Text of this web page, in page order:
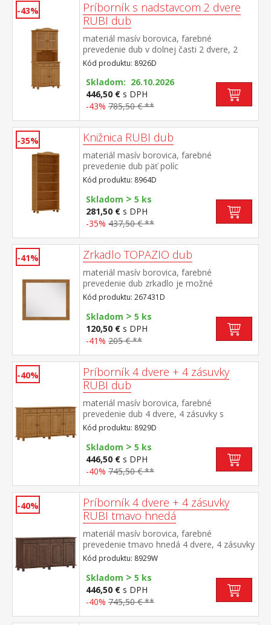
-43%
Príborník s nadstavcom 2 dvere
RUBI dub
materiál masív borovica, farebné
prevedenie dub v dolnej časti 2 dvere, 2
zásuvky s kovovými pojazdmi v hornej časti
dvoje presklené dvere
Kód produktu: 8926D
Skladom: 26.10.2026
446,50 € s DPH
-43% 785,50 € **
-35% Knižnica RUBI dub
materiál masív borovica, farebné
prevedenie dub päť políc
Kód produktu: 8964D
Skladom > 5 ks
281,50 € s DPH
-35% 437,50 € **
-41% Zrkadlo TOPAZIO dub
materiál masív borovica, farebné
prevedenie dub zrkadlo je možné
kombinovať s nábytkom z radu TOPAZIO
dub a RUBI dub
Kód produktu: 267431D
Skladom > 5 ks
120,50 € s DPH
-41% 205 € **
-40%
Príborník 4 dvere + 4 zásuvky
RUBI dub
materiál masív borovica, farebné
prevedenie dub 4 dvere, 4 zásuvky s
kovovými pojazdmi, 2 police
Kód produktu: 8929D
Skladom > 5 ks
446,50 € s DPH
-40% 745,50 € **
-40%
Príborník 4 dvere + 4 zásuvky
RUBI tmavo hnedá
materiál masív borovica, farebné
prevedenie tmavo hnedá 4 dvere, 4 zásuvky
s kovovými pojazdmi, 2 police
Kód produktu: 8929W
Skladom > 5 ks
446,50 € s DPH
-40% 745,50 € **